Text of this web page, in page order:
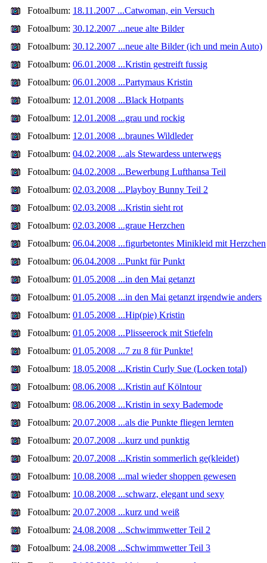
Fotoalbum: 18.11.2007 ...Catwoman, ein Versuch
Fotoalbum: 30.12.2007 ...neue alte Bilder
Fotoalbum: 30.12.2007 ...neue alte Bilder (ich und mein Auto)
Fotoalbum: 06.01.2008 ...Kristin gestreift fussig
Fotoalbum: 06.01.2008 ...Partymaus Kristin
Fotoalbum: 12.01.2008 ...Black Hotpants
Fotoalbum: 12.01.2008 ...grau und rockig
Fotoalbum: 12.01.2008 ...braunes Wildleder
Fotoalbum: 04.02.2008 ...als Stewardess unterwegs
Fotoalbum: 04.02.2008 ...Bewerbung Lufthansa Teil
Fotoalbum: 02.03.2008 ...Playboy Bunny Teil 2
Fotoalbum: 02.03.2008 ...Kristin sieht rot
Fotoalbum: 02.03.2008 ...graue Herzchen
Fotoalbum: 06.04.2008 ...figurbetontes Minikleid mit Herzchen
Fotoalbum: 06.04.2008 ...Punkt für Punkt
Fotoalbum: 01.05.2008 ...in den Mai getanzt
Fotoalbum: 01.05.2008 ...in den Mai getanzt irgendwie anders
Fotoalbum: 01.05.2008 ...Hip(pie) Kristin
Fotoalbum: 01.05.2008 ...Plisseerock mit Stiefeln
Fotoalbum: 01.05.2008 ...7 zu 8 für Punkte!
Fotoalbum: 18.05.2008 ...Kristin Curly Sue (Locken total)
Fotoalbum: 08.06.2008 ...Kristin auf Kölntour
Fotoalbum: 08.06.2008 ...Kristin in sexy Bademode
Fotoalbum: 20.07.2008 ...als die Punkte fliegen lernten
Fotoalbum: 20.07.2008 ...kurz und punktig
Fotoalbum: 20.07.2008 ...Kristin sommerlich ge(kleidet)
Fotoalbum: 10.08.2008 ...mal wieder shoppen gewesen
Fotoalbum: 10.08.2008 ...schwarz, elegant und sexy
Fotoalbum: 20.07.2008 ...kurz und weiß
Fotoalbum: 24.08.2008 ...Schwimmwetter Teil 2
Fotoalbum: 24.08.2008 ...Schwimmwetter Teil 3